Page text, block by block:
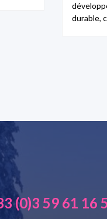
durable,
(0)3 59 61 16